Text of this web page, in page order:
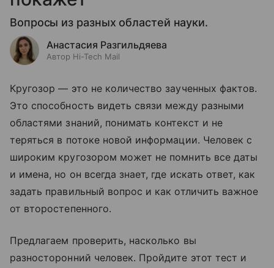
Вопросы из разных областей науки.
Анастасия Разгильдяева
Автор Hi-Tech Mail
Кругозор — это не количество заученных фактов.
Это способность видеть связи между разными
областями знаний, понимать контекст и не
теряться в потоке новой информации. Человек с
широким кругозором может не помнить все даты
и имена, но он всегда знает, где искать ответ, как
задать правильный вопрос и как отличить важное
от второстепенного.
Предлагаем проверить, насколько вы
разносторонний человек. Пройдите этот тест и